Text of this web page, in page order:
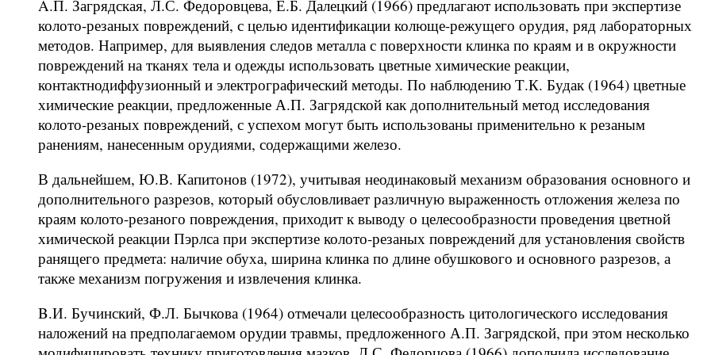
A.П. Загрядская, Л.С. Федоровцева, Е.Б. Далецкий (1966) предлагают использовать при экспертизе
колото-резаных повреждений, с целью идентификации колюще-режущего орудия, ряд лабораторных
методов. Например, для выявления следов металла с поверхности клинка по краям и в окружности
повреждений на тканях тела и одежды использовать цветные химические реакции,
контактнодиффузионный и электрографический методы. По наблюдению Т.К. Будак (1964) цветные
химические реакции, предложенные А.П. Загрядской как дополнительный метод исследования
колото-резаных повреждений, с успехом могут быть использованы применительно к резаным
ранениям, нанесенным орудиями, содержащими железо.
В дальнейшем, Ю.В. Капитонов (1972), учитывая неодинаковый механизм образования основного и
дополнительного разрезов, который обусловливает различную выраженность отложения железа по
краям колото-резаного повреждения, приходит к выводу о целесообразности проведения цветной
химической реакции Пэрлса при экспертизе колото-резаных повреждений для установления свойств
ранящего предмета: наличие обуха, ширина клинка по длине обушкового и основного разрезов, а
также механизм погружения и извлечения клинка.
B.И. Бучинский, Ф.Л. Бычкова (1964) отмечали целесообразность цитологического исследования
наложений на предполагаемом орудии травмы, предложенного А.П. Загрядской, при этом несколько